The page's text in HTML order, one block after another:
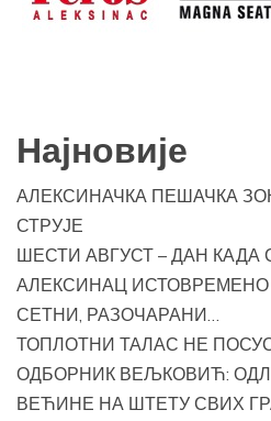
Најновије
АЛЕКСИНАЧКА ПЕШАЧКА
СТРУЈЕ
ШЕСТИ АВГУСТ – ДАН
АЛЕКСИНАЦ
СЕТНИ, РАЗОЧАРАНИ…
ТОПЛОТНИ ТАЛАС НЕ
ОДБОРНИК ВЕЉКОВИЋ:
ВЕЋИНЕ НА ШТЕТУ СВИХ